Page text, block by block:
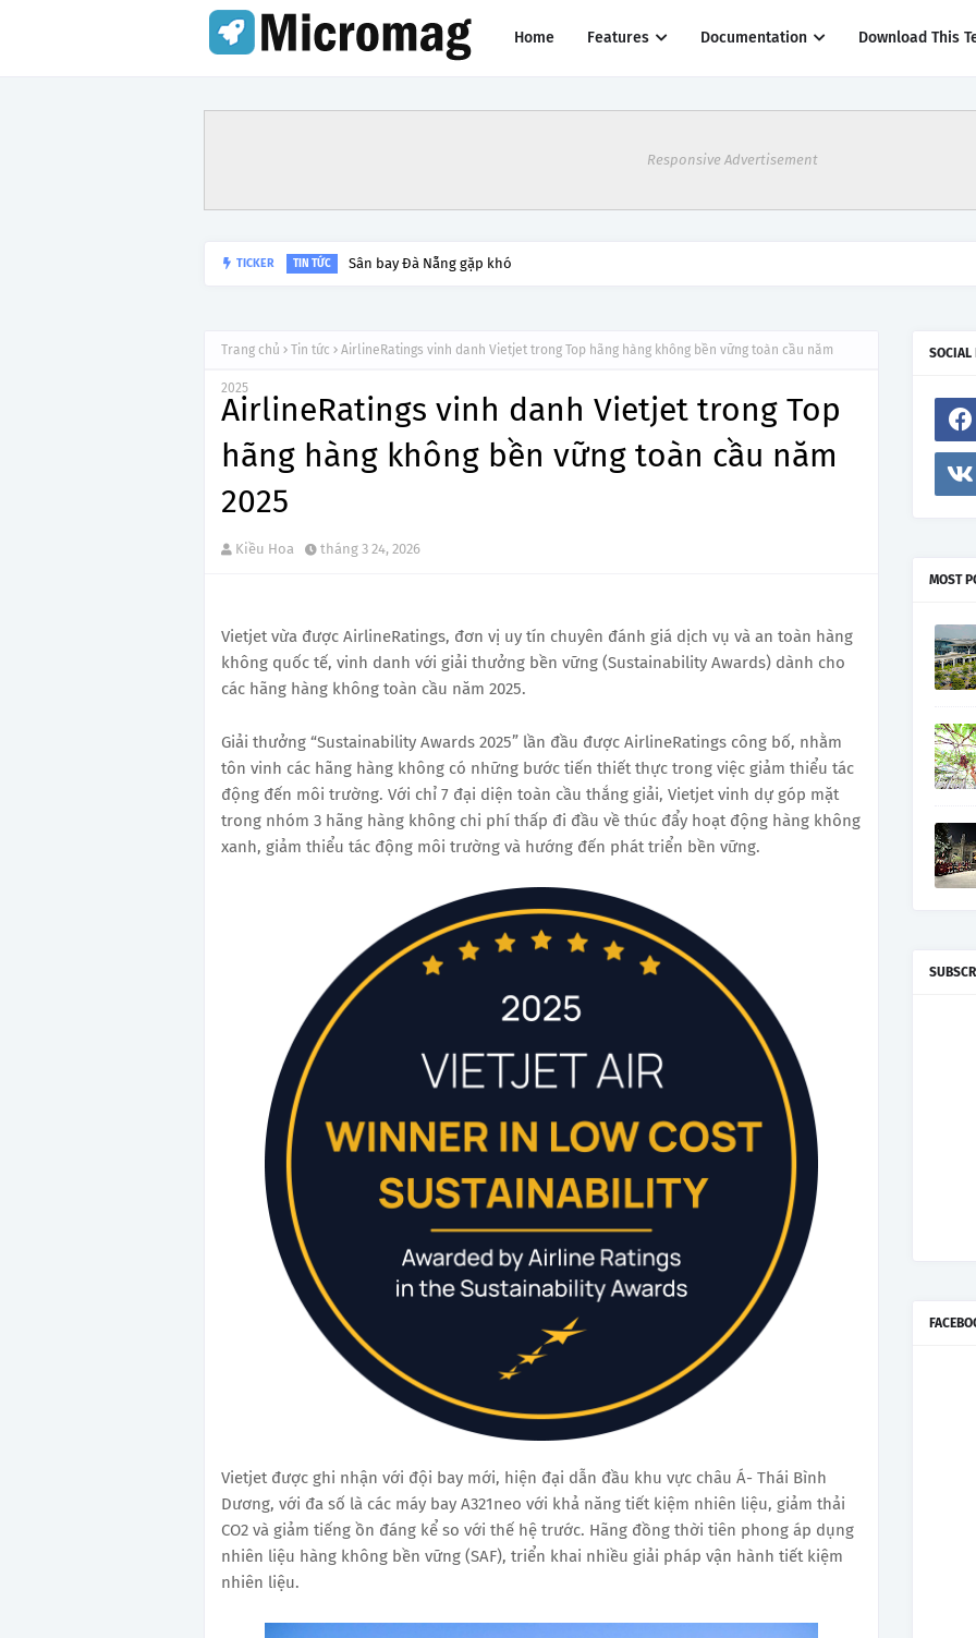
Home Features Documentation Download This
Responsive Advertisement
TICKER TIN TỨC Sân bay Đà Nẵng gặp khó
Trang chủ Tin tức AirlineRatings vinh danh Vietjet trong Top hãng hàng không bền vững toàn cầu năm
2025
AirlineRatings vinh danh Vietjet trong Top
hãng hàng không bền vững toàn cầu năm
2025
Kiều Hoa tháng 3 24, 2026
Vietjet vừa được AirlineRatings, đơn vị uy tín chuyên đánh giá dịch vụ và an toàn hàng
không quốc tế, vinh danh với giải thưởng bền vững (Sustainability Awards) dành cho
các hãng hàng không toàn cầu năm 2025.
Giải thưởng “Sustainability Awards 2025” lần đầu được AirlineRatings công bố, nhằm
tôn vinh các hãng hàng không có những bước tiến thiết thực trong việc giảm thiểu tác
động đến môi trường. Với chỉ 7 đại diện toàn cầu thắng giải, Vietjet vinh dự góp mặt
trong nhóm 3 hãng hàng không chi phí thấp đi đầu về thúc đẩy hoạt động hàng không
xanh, giảm thiểu tác động môi trường và hướng đến phát triển bền vững.
Vietjet được ghi nhận với đội bay mới, hiện đại dẫn đầu khu vực châu Á- Thái Bình
Dương, với đa số là các máy bay A321neo với khả năng tiết kiệm nhiên liệu, giảm thải
CO2 và giảm tiếng ồn đáng kể so với thế hệ trước. Hãng đồng thời tiên phong áp dụng
nhiên liệu hàng không bền vững (SAF), triển khai nhiều giải pháp vận hành tiết kiệm
nhiên liệu.
SOCIAL
MOST